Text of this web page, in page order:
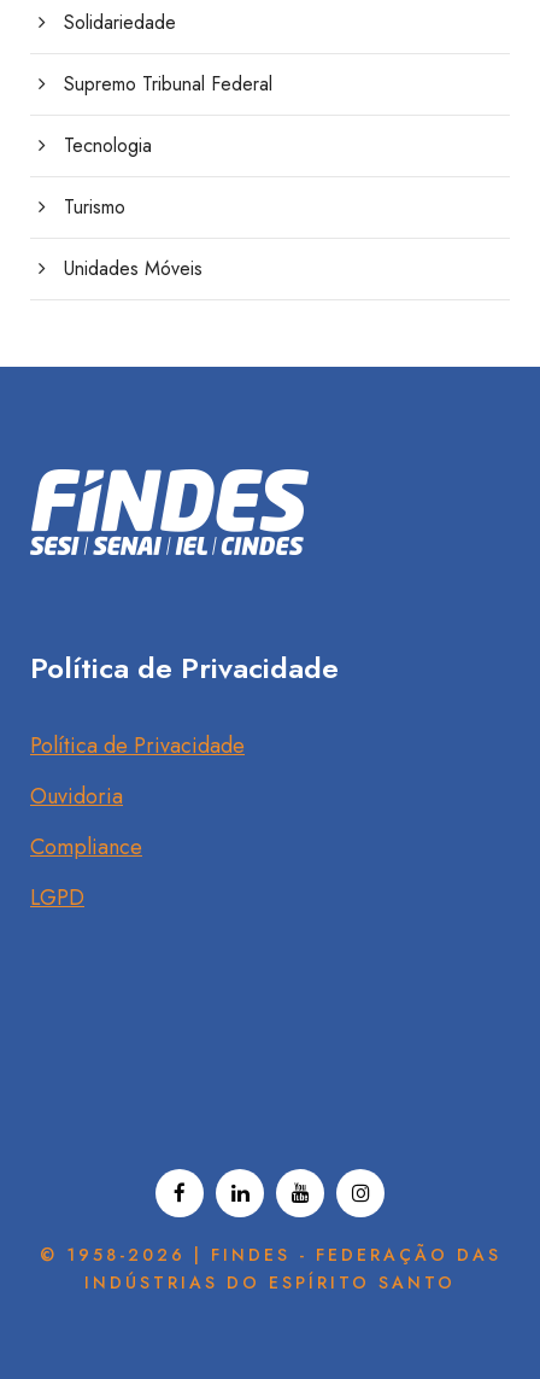
Solidariedade
Supremo Tribunal Federal
Tecnologia
Turismo
Unidades Móveis
Política de Privacidade
Política de Privacidade
Ouvidoria
Compliance
LGPD
© 1958-2026 | FINDES - FEDERAÇÃO DAS
INDÚSTRIAS DO ESPÍRITO SANTO